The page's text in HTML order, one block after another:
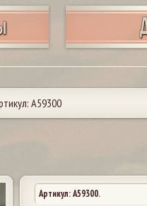
А59300
Артикул: A59300.